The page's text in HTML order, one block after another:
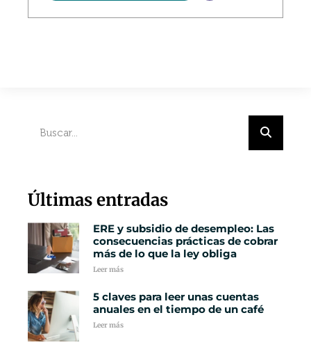
Últimas entradas
ERE y subsidio de desempleo: Las
consecuencias prácticas de cobrar
más de lo que la ley obliga
Leer más
5 claves para leer unas cuentas
anuales en el tiempo de un café
Leer más